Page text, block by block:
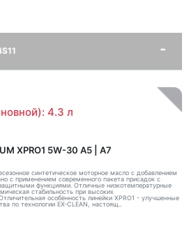
4.3 л
XPRO1 5W-30 А5 | А7
синтетическое моторное масло с добавлением
с применением современного пакета присадок с
функциями. Отличные низкотемпературные
стабильность при высоких
особенность линейки XPRO1 - улучшенные
по технологии EX-CLEAN, настоящ..